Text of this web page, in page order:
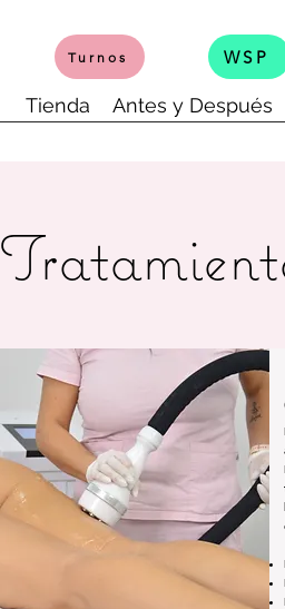
Tienda Antes y Después
WSP
Turnos